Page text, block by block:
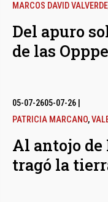
MARCOS DAVID VALVERDE
Del apuro
de las Opppe
05-07-2605-07-26
PATRICIA MARCANO,
Al antojo de
tragó la